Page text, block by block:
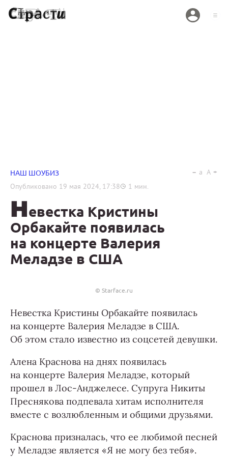
НАШ ШОУБИЗ
Опубликовано 19 мая 2024, 17:38 1 мин.
a A
Невестка Кристины
Орбакайте появилась
на концерте Валерия
Меладзе в США
© Starface.ru
Невестка Кристины Орбакайте появилась
на концерте Валерия Меладзе в США.
Об этом стало известно из соцсетей девушки.
Алена Краснова на днях появилась
на концерте Валерия Меладзе, который
прошел в Лос-Анджелесе. Супруга Никиты
Преснякова подпевала хитам исполнителя
вместе с возлюбленным и общими друзьями.
Краснова призналась, что ее любимой песней
у Меладзе является «Я не могу без тебя».